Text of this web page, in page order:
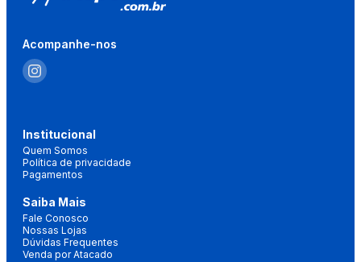
Acompanhe-nos
Institucional
Quem Somos
Política de privacidade
Pagamentos
Saiba Mais
Fale Conosco
Nossas Lojas
Dúvidas Frequentes
Venda por Atacado